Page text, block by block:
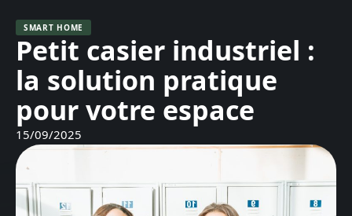
SMART HOME
Petit casier industriel :
la solution pratique
pour votre espace
15/09/2025